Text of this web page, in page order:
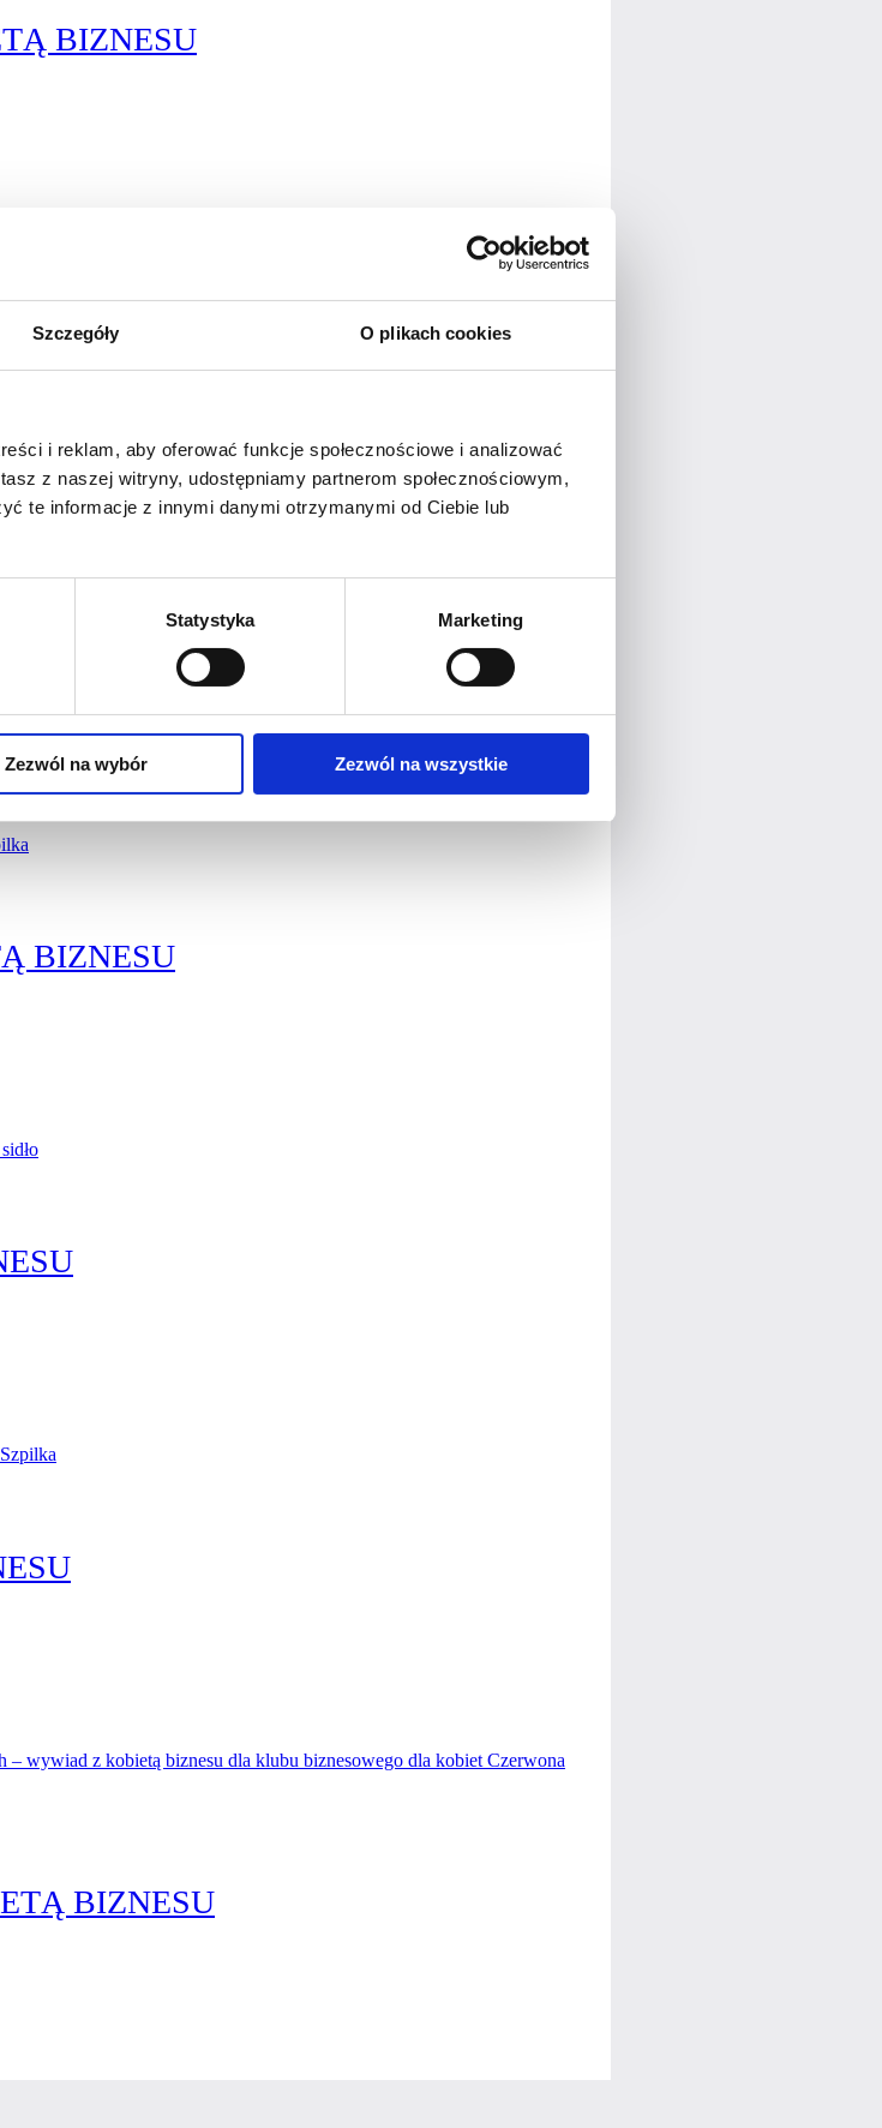
Szczegóły O plikach cookies
i reklam, aby oferować funkcje społecznościowe i analizować
z naszej witryny, udostępniamy partnerom społecznościowym,
te informacje z innymi danymi otrzymanymi od Ciebie lub
Statystyka Marketing
Zezwól na wybór Zezwól na wszystkie
BIZNESU
BIZNESU
BIZNESU
BIZNESU
BIZNESU